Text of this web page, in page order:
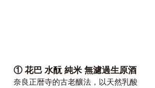
① 花巴 水酛 純米 無濾過生原酒
奈良正暦寺的古老釀法，以天然乳酸